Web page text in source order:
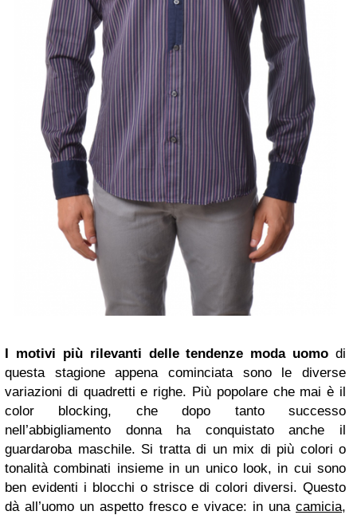
I motivi più rilevanti delle tendenze moda uomo di
questa stagione appena cominciata sono le diverse
variazioni di quadretti e righe. Più popolare che mai è il
color blocking, che dopo tanto successo
nell’abbigliamento donna ha conquistato anche il
guardaroba maschile. Si tratta di un mix di più colori o
tonalità combinati insieme in un unico look, in cui sono
ben evidenti i blocchi o strisce di colori diversi. Questo
dà all’uomo un aspetto fresco e vivace: in una camicia,